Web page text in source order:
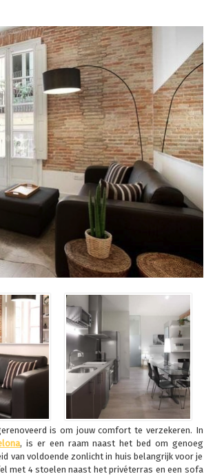
is om jouw comfort te verzekeren. In
, is er een raam naast het bed om genoeg
van voldoende zonlicht in huis belangrijk voor je
met 4 stoelen naast het privéterras en een sofa